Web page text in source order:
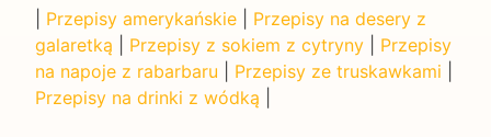
Przepisy amerykańskie
Przepisy na desery z
galaretką
Przepisy z sokiem z cytryny
Przepisy
na napoje z rabarbaru
Przepisy ze truskawkami
Przepisy na drinki z wódką